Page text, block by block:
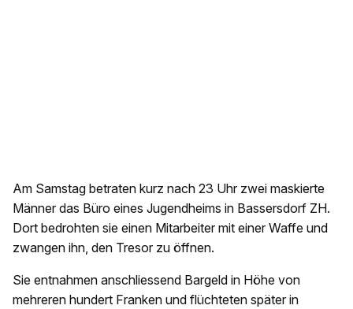
Am Samstag betraten kurz nach 23 Uhr zwei maskierte
Männer das Büro eines Jugendheims in Bassersdorf ZH.
Dort bedrohten sie einen Mitarbeiter mit einer Waffe und
zwangen ihn, den Tresor zu öffnen.
Sie entnahmen anschliessend Bargeld in Höhe von
mehreren hundert Franken und flüchteten später in